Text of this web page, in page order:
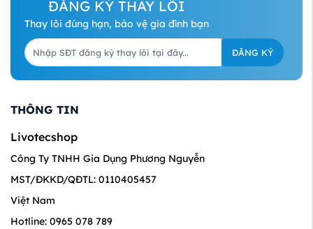
ĐĂNG KÝ THAY LÕI
Thay lõi đúng hạn, bảo vệ gia đình bạn
ĐĂNG KÝ
THÔNG TIN
Livotecshop
Công Ty TNHH Gia Dụng Phương Nguyễn
MST/ĐKKD/QĐTL: 0110405457
Việt Nam
Hotline: 0965 078 789